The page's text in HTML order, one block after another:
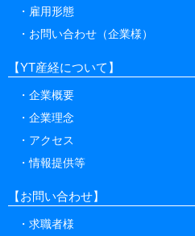
雇用形態
お問い合わせ（企業様）
【YT産経について】
企業概要
企業理念
アクセス
情報提供等
【お問い合わせ】
求職者様